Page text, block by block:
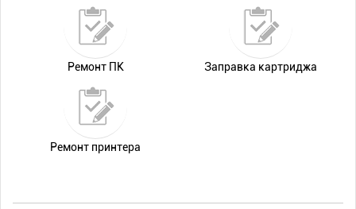
Ремонт ПК Заправка картриджа
Ремонт принтера